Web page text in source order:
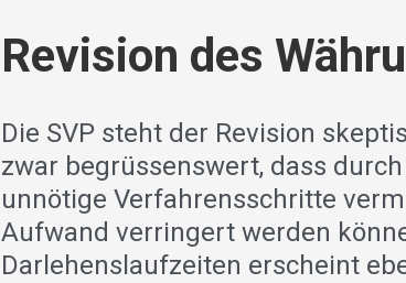
Revision des
Die SVP steht der Revision
zwar begrüssenswert, dass
unnötige Verfahrensschritte
Aufwand verringert werden
Darlehenslaufzeiten erscheint